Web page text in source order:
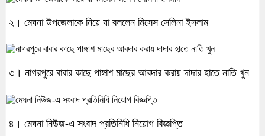
২। মেঘনা উপজেলাকে নিয়ে যা বললেন মিসেস সেলিনা ইসলাম
৩। নাগরপুরে বাবার কাছে পাঙ্গাশ মাছের আবদার করায় দাদার হাতে নাতি খুন
৪। মেঘনা নিউজ-এ সংবাদ প্রতিনিধি নিয়োগ বিজ্ঞপ্তি